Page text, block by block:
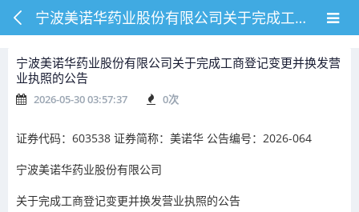
宁波美诺华药业股份有限公司关于完成工商登记变更并换发营业执照的公告
宁波美诺华药业股份有限公司关于完成工商登记变更并换发营
业执照的公告
2026-05-30 03:57:37 0次
证券代码：603538 证券简称：美诺华 公告编号：2026-064
宁波美诺华药业股份有限公司
关于完成工商登记变更并换发营业执照的公告